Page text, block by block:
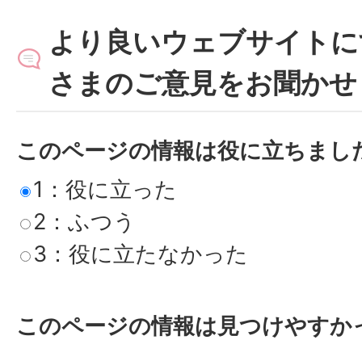
より良いウェブサイト
さまのご意見をお聞か
このページの情報は役に立ちまし
1：役に立った
2：ふつう
3：役に立たなかった
このページの情報は見つけやすか